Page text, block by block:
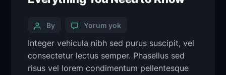
By Yorum yok
Integer vehicula nibh sed purus suscipit, vel
consectetur lectus semper. Phasellus sed
risus vel lorem condimentum pellentesque